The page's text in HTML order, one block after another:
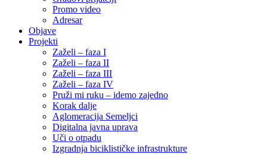
Promo video
Adresar
Objave
Projekti
Zaželi – faza I
Zaželi – faza II
Zaželi – faza III
Zaželi – faza IV
Pruži mi ruku – idemo zajedno
Korak dalje
Aglomeracija Semeljci
Digitalna javna uprava
Uči o otpadu
Izgradnja biciklističke infrastrukture